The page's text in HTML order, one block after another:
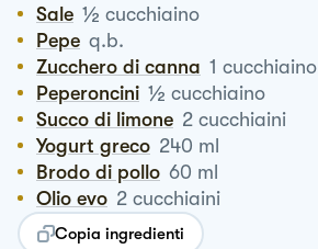
Sale ½ cucchiaino
Pepe q.b.
Zucchero di canna 1 cucchiaino
Peperoncini ½ cucchiaino
Succo di limone 2 cucchiaini
Yogurt greco 240 ml
Brodo di pollo 60 ml
Olio evo 2 cucchiaini
Copia ingredienti